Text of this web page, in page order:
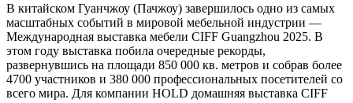
В китайском Гуанчжоу (Пачжоу) завершилось одно из самых
масштабных событий в мировой мебельной индустрии —
Международная выставка мебели CIFF Guangzhou 2025. В
этом году выставка побила очередные рекорды,
развернувшись на площади 850 000 кв. метров и собрав более
4700 участников и 380 000 профессиональных посетителей со
всего мира. Для компании HOLD домашняя выставка CIFF